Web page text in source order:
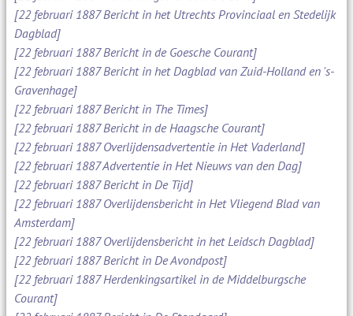
[22 februari 1887 Bericht in het Utrechts Provinciaal en Stedelijk
Dagblad]
[22 februari 1887 Bericht in de Goesche Courant]
[22 februari 1887 Bericht in het Dagblad van Zuid-Holland en 's-
Gravenhage]
[22 februari 1887 Bericht in The Times]
[22 februari 1887 Bericht in de Haagsche Courant]
[22 februari 1887 Overlijdensadvertentie in Het Vaderland]
[22 februari 1887 Advertentie in Het Nieuws van den Dag]
[22 februari 1887 Bericht in De Tijd]
[22 februari 1887 Overlijdensbericht in Het Vliegend Blad van
Amsterdam]
[22 februari 1887 Overlijdensbericht in het Leidsch Dagblad]
[22 februari 1887 Bericht in De Avondpost]
[22 februari 1887 Herdenkingsartikel in de Middelburgsche
Courant]